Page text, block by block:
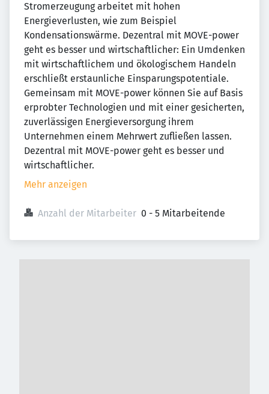
Stromerzeugung arbeitet mit hohen
Energieverlusten, wie zum Beispiel
Kondensationswärme. Dezentral mit MOVE-power
geht es besser und wirtschaftlicher: Ein Umdenken
mit wirtschaftlichem und ökologischem Handeln
erschließt erstaunliche Einsparungspotentiale.
Gemeinsam mit MOVE-power können Sie auf Basis
erprobter Technologien und mit einer gesicherten,
zuverlässigen Energieversorgung ihrem
Unternehmen einem Mehrwert zufließen lassen.
Dezentral mit MOVE-power geht es besser und
wirtschaftlicher.
Mehr anzeigen
Anzahl der Mitarbeiter 0 - 5 Mitarbeitende